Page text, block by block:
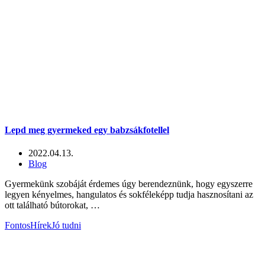
Lepd meg gyermeked egy babzsákfotellel
2022.04.13.
Blog
Gyermekünk szobáját érdemes úgy berendeznünk, hogy egyszerre
legyen kényelmes, hangulatos és sokféleképp tudja hasznosítani az
ott található bútorokat, …
FontosHírekJó tudni